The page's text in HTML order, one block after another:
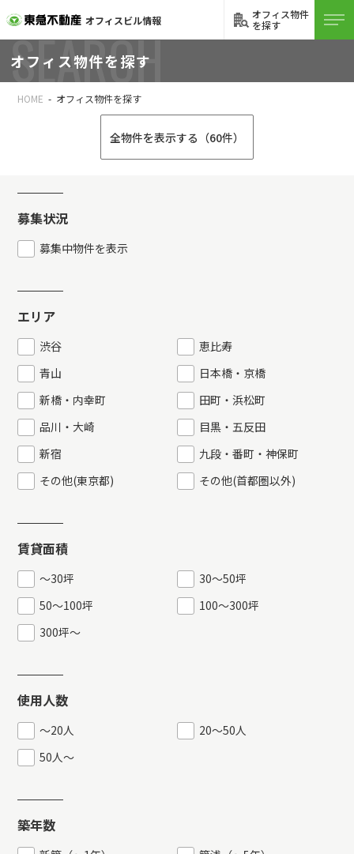
オフィスビル情報
オフィス物件
を探す
オフィス物件を探す
SEARCH
HOME オフィス物件を探す
全物件を表示する（60件）
募集状況
募集中物件を表示
エリア
渋谷
恵比寿
青山
日本橋・京橋
新橋・内幸町
田町・浜松町
品川・大崎
目黒・五反田
新宿
九段・番町・神保町
その他(東京都)
その他(首都圏以外)
賃貸面積
〜30坪
30〜50坪
50〜100坪
100〜300坪
300坪〜
使用人数
〜20人
20〜50人
50人〜
築年数